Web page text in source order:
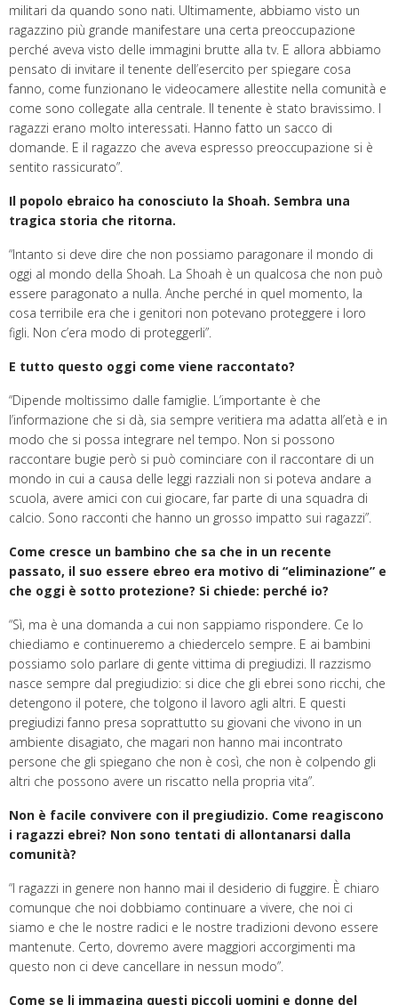
militari da quando sono nati. Ultimamente, abbiamo visto un
ragazzino più grande manifestare una certa preoccupazione
perché aveva visto delle immagini brutte alla tv. E allora abbiamo
pensato di invitare il tenente dell’esercito per spiegare cosa
fanno, come funzionano le videocamere allestite nella comunità e
come sono collegate alla centrale. Il tenente è stato bravissimo. I
ragazzi erano molto interessati. Hanno fatto un sacco di
domande. E il ragazzo che aveva espresso preoccupazione si è
sentito rassicurato”.
Il popolo ebraico ha conosciuto la Shoah. Sembra una
tragica storia che ritorna.
“Intanto si deve dire che non possiamo paragonare il mondo di
oggi al mondo della Shoah. La Shoah è un qualcosa che non può
essere paragonato a nulla. Anche perché in quel momento, la
cosa terribile era che i genitori non potevano proteggere i loro
figli. Non c’era modo di proteggerli”.
E tutto questo oggi come viene raccontato?
“Dipende moltissimo dalle famiglie. L’importante è che
l’informazione che si dà, sia sempre veritiera ma adatta all’età e in
modo che si possa integrare nel tempo. Non si possono
raccontare bugie però si può cominciare con il raccontare di un
mondo in cui a causa delle leggi razziali non si poteva andare a
scuola, avere amici con cui giocare, far parte di una squadra di
calcio. Sono racconti che hanno un grosso impatto sui ragazzi”.
Come cresce un bambino che sa che in un recente
passato, il suo essere ebreo era motivo di “eliminazione” e
che oggi è sotto protezione? Si chiede: perché io?
“Sì, ma è una domanda a cui non sappiamo rispondere. Ce lo
chiediamo e continueremo a chiedercelo sempre. E ai bambini
possiamo solo parlare di gente vittima di pregiudizi. Il razzismo
nasce sempre dal pregiudizio: si dice che gli ebrei sono ricchi, che
detengono il potere, che tolgono il lavoro agli altri. E questi
pregiudizi fanno presa soprattutto su giovani che vivono in un
ambiente disagiato, che magari non hanno mai incontrato
persone che gli spiegano che non è così, che non è colpendo gli
altri che possono avere un riscatto nella propria vita”.
Non è facile convivere con il pregiudizio. Come reagiscono
i ragazzi ebrei? Non sono tentati di allontanarsi dalla
comunità?
“I ragazzi in genere non hanno mai il desiderio di fuggire. È chiaro
comunque che noi dobbiamo continuare a vivere, che noi ci
siamo e che le nostre radici e le nostre tradizioni devono essere
mantenute. Certo, dovremo avere maggiori accorgimenti ma
questo non ci deve cancellare in nessun modo”.
Come se li immagina questi piccoli uomini e donne del